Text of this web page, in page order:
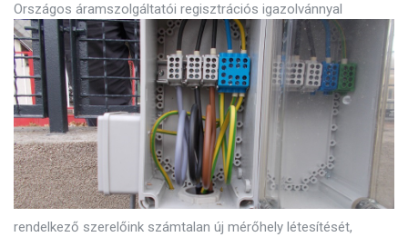
Országos áramszolgáltatói regisztrációs igazolvánnyal
rendelkező szerelőink számtalan új mérőhely létesítését,